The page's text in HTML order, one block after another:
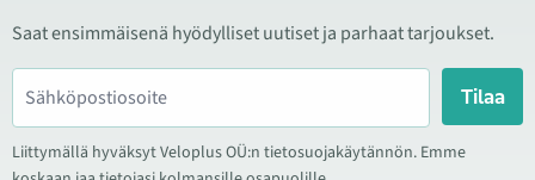
Saat ensimmäisenä hyödylliset uutiset ja parhaat tarjoukset.
Tilaa
Liittymällä hyväksyt Veloplus OÜ:n tietosuojakäytännön. Emme